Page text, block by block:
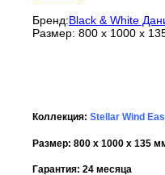
Бренд:Black & White
Размер: 800 x 1000 x
Коллекция: Stellar Wind
Размер: 800 x 1000 x 135
Гарантия: 24 месяца